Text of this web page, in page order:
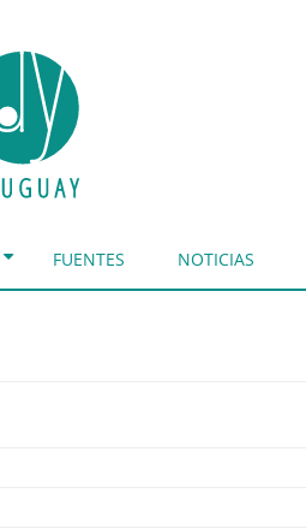
FUENTES NOTICIAS